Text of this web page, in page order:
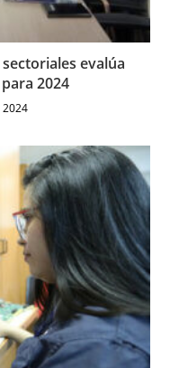
evalúa
2024
2024